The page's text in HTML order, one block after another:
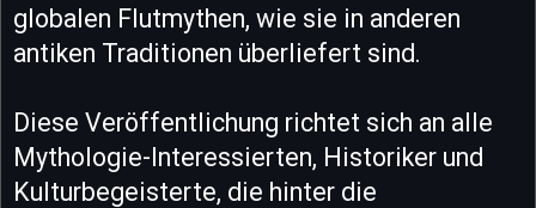
globalen Flutmythen, wie sie in anderen
antiken Traditionen überliefert sind.
Diese Veröffentlichung richtet sich an alle
Mythologie-Interessierten, Historiker und
Kulturbegeisterte, die hinter die